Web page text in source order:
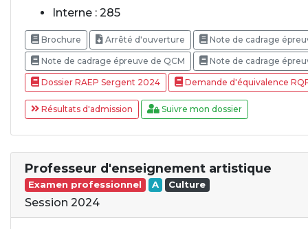
Interne : 285
Brochure Arrêté d'ouverture Note de cadrage
Note de cadrage épreuve de QCM Note de cadrage
Dossier RAEP Sergent 2024 Demande d'équivalence
Résultats d'admission Suivre mon dossier
Professeur d'enseignement artistique
Examen professionnel A Culture
Session 2024